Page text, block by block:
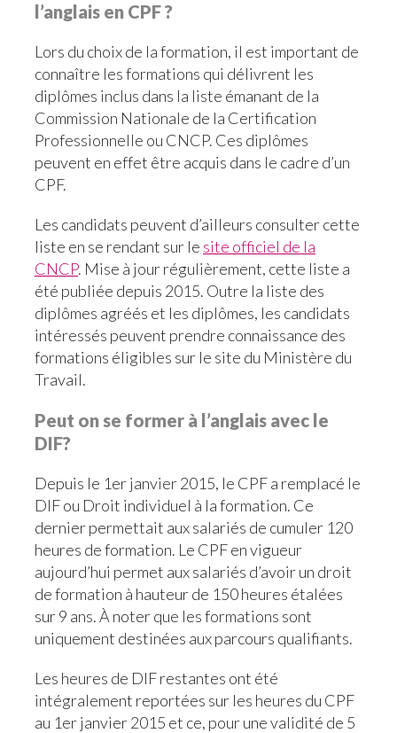
l’anglais en CPF ?
Lors du choix de la formation, il est important de
connaître les formations qui délivrent les
diplômes inclus dans la liste émanant de la
Commission Nationale de la Certification
Professionnelle ou CNCP. Ces diplômes
peuvent en effet être acquis dans le cadre d’un
CPF.
Les candidats peuvent d’ailleurs consulter cette
liste en se rendant sur le site officiel de la
CNCP. Mise à jour régulièrement, cette liste a
été publiée depuis 2015. Outre la liste des
diplômes agréés et les diplômes, les candidats
intéressés peuvent prendre connaissance des
formations éligibles sur le site du Ministère du
Travail.
Peut on se former à l’anglais avec le
DIF?
Depuis le 1er janvier 2015, le CPF a remplacé le
DIF ou Droit individuel à la formation. Ce
dernier permettait aux salariés de cumuler 120
heures de formation. Le CPF en vigueur
aujourd’hui permet aux salariés d’avoir un droit
de formation à hauteur de 150 heures étalées
sur 9 ans. À noter que les formations sont
uniquement destinées aux parcours qualifiants.
Les heures de DIF restantes ont été
intégralement reportées sur les heures du CPF
au 1er janvier 2015 et ce, pour une validité de 5